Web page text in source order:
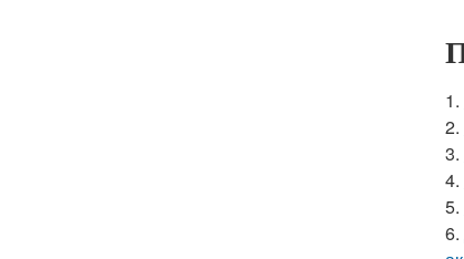
1.
2.
3.
4.
5.
6.